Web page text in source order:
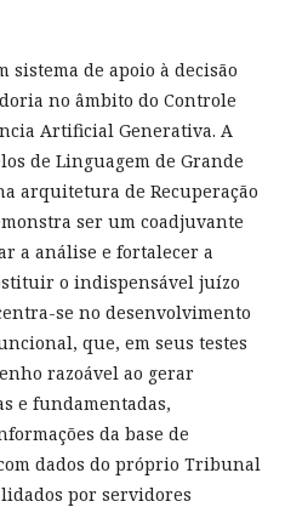
sistema de apoio à decisão
no âmbito do Controle
Artificial Generativa. A
de Linguagem de Grande
arquitetura de Recuperação
ser um coadjuvante
a análise e fortalecer a
o indispensável juízo
se no desenvolvimento
que, em seus testes
razoável ao gerar
e fundamentadas,
da base de
dados do próprio Tribunal
por servidores